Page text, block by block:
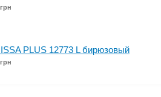
PLUS 12773 L бирюзовый